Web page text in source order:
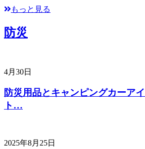
もっと見る
防災
4月30日
防災用品とキャンピングカーア
ト…
2025年8月25日